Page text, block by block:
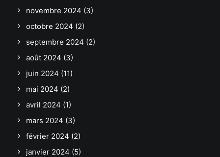
novembre 2024 (3)
octobre 2024 (2)
septembre 2024 (2)
août 2024 (3)
juin 2024 (11)
mai 2024 (2)
avril 2024 (1)
mars 2024 (3)
février 2024 (2)
janvier 2024 (5)